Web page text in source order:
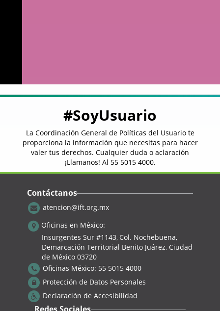
#SoyUsuario
La Coordinación General de Políticas del Usuario te
proporciona la información que necesitas para hacer
valer tus derechos. Cualquier duda o aclaración
¡Llamanos! Al 55 5015 4000.
Contáctanos
atencion@ift.org.mx
Oficinas en México:
Insurgentes Sur #1143, Col. Nochebuena,
Demarcación Territorial Benito Juárez, Ciudad
de México 03720
Oficinas México: 55 5015 4000
Protección de Datos Personales
Declaración de Accesibilidad